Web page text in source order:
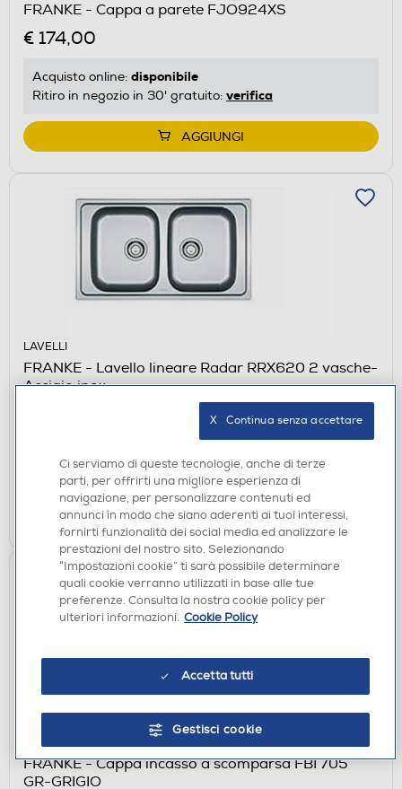
FRANKE - Cappa a parete FJO924XS
€ 174,00
Acquisto online: disponibile
Ritiro in negozio in 30' gratuito: verifica
AGGIUNGI
LAVELLI
FRANKE - Lavello lineare Radar RRX620 2 vasche-
Acciaio inox
Ritiro in negozio in 30' gratuito:verifica
AGGIUNGI
CAPPE
FRANKE - Cappa incasso a scomparsa FBI 705
GR-GRIGIO
Ci serviamo di queste tecnologie, anche di terze
parti, per offrirti una migliore esperienza di
navigazione, per personalizzare contenuti ed
annunci in modo che siano aderenti ai tuoi interessi,
fornirti funzionalità dei social media ed analizzare le
prestazioni del nostro sito. Selezionando
“Impostazioni cookie” ti sarà possibile determinare
quali cookie verranno utilizzati in base alle tue
preferenze. Consulta la nostra cookie policy per
ulteriori informazioni. Cookie Policy
Accetta tutti
Gestisci cookie
X   Continua senza accettare